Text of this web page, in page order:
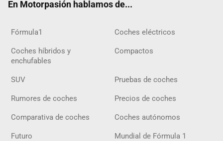
En Motorpasión hablamos de...
Fórmula1 Coches eléctricos
Coches híbridos y
enchufables
Compactos
SUV Pruebas de coches
Rumores de coches Precios de coches
Comparativa de coches Coches autónomos
Futuro Mundial de Fórmula 1